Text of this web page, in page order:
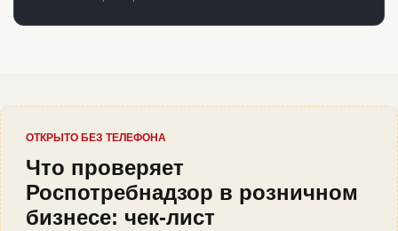
ОТКРЫТО БЕЗ ТЕЛЕФОНА
Что проверяет
Роспотребнадзор в розничном
бизнесе: чек-лист